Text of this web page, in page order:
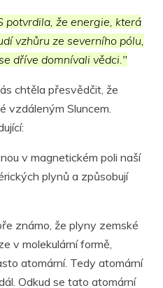
potvrdila, že energie, která
vzhůru ze severního pólu,
dříve domnívali vědci."
chtěla přesvědčit, že
vzdáleným Sluncem.
v magnetickém poli naší
plynů a způsobují
známo, že plyny zemské
v molekulární formě,
atomární. Tedy atomární
Odkud se tato atomární